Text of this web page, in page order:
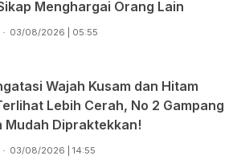
Menghargai Orang Lain
03/08/2026 | 05:55
Wajah Kusam dan Hitam
Lebih Cerah, No 2 Gampang
Mudah Dipraktekkan!
03/08/2026 | 14:55